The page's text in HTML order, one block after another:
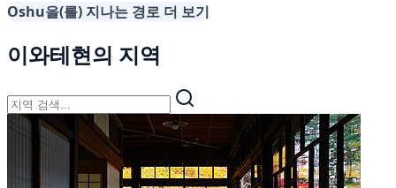
Oshu을(를) 지나는 경로 더 보기
이와테현의 지역